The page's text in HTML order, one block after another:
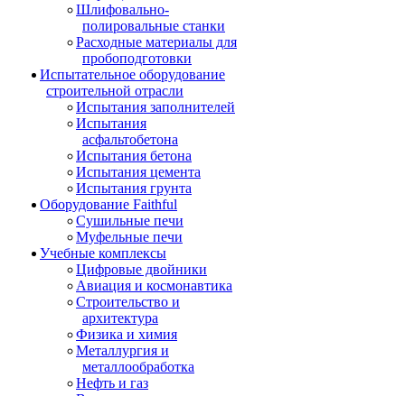
Шлифовально-
полировальные станки
Расходные материалы для
пробоподготовки
Испытательное оборудование
строительной отрасли
Испытания заполнителей
Испытания
асфальтобетона
Испытания бетона
Испытания цемента
Испытания грунта
Оборудование Faithful
Сушильные печи
Муфельные печи
Учебные комплексы
Цифровые двойники
Авиация и космонавтика
Строительство и
архитектура
Физика и химия
Металлургия и
металлообработка
Нефть и газ